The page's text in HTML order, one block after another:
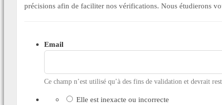
précisions afin de faciliter nos vérifications. Nous étudierons
Email
Ce champ n’est utilisé qu’à des fins de validation et devrait
Elle est inexacte ou incorrecte